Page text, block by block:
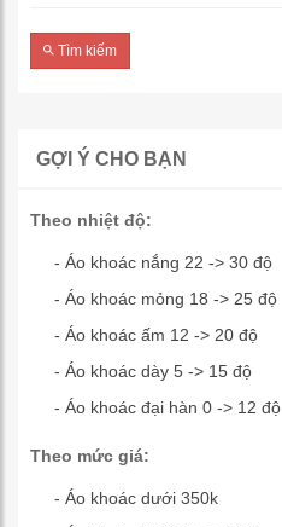
Tìm kiếm
GỢI Ý CHO BẠN
Theo nhiệt độ:
- Áo khoác nắng 22 -> 30 độ
- Áo khoác mỏng 18 -> 25 độ
- Áo khoác ấm 12 -> 20 độ
- Áo khoác dày 5 -> 15 độ
- Áo khoác đại hàn 0 -> 12 độ
Theo mức giá:
- Áo khoác dưới 350k